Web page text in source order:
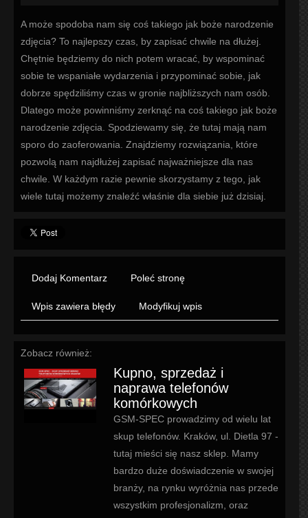
A może spodoba nam się coś takiego jak boże narodzenie
zdjęcia? To najlepszy czas, by zapisać chwile na dłużej.
Chętnie będziemy do nich potem wracać, by wspominać
sobie te wspaniałe wydarzenia i przypominać sobie, jak
dobrze spędziliśmy czas w gronie najbliższych nam osób.
Dlatego może powinniśmy zerknąć na coś takiego jak boże
narodzenie zdjęcia. Spodziewamy się, że tutaj mają nam
sporo do zaoferowania. Znajdziemy rozwiązania, które
pozwolą nam najdłużej zapisać najważniejsze dla nas
chwile. W każdym razie pewnie skorzystamy z tego, jak
wiele tutaj możemy znaleźć właśnie dla siebie już dzisiaj.
Dodaj Komentarz Poleć stronę
Wpis zawiera błędy Modyfikuj wpis
Zobacz również:
Kupno, sprzedaż i
naprawa telefonów
komórkowych
GSM-SPEC prowadzimy od wielu lat
skup telefonów. Kraków, ul. Dietla 97 -
tutaj mieści się nasz sklep. Mamy
bardzo duże doświadczenie w swojej
branży, na rynku wyróżnia nas przede
wszystkim profesjonalizm, oraz